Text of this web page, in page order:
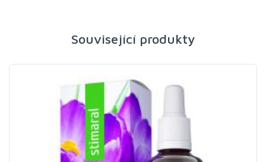
Související produkty